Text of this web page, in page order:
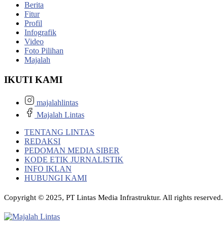
Berita
Fitur
Profil
Infografik
Video
Foto Pilihan
Majalah
IKUTI KAMI
majalahlintas
Majalah Lintas
TENTANG LINTAS
REDAKSI
PEDOMAN MEDIA SIBER
KODE ETIK JURNALISTIK
INFO IKLAN
HUBUNGI KAMI
Copyright © 2025, PT Lintas Media Infrastruktur. All rights reserved.